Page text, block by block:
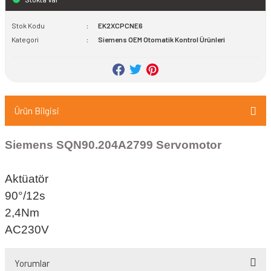
Stok Kodu
EK2XCPCNE6
Kategori
Siemens OEM Otomatik Kontrol Ürünleri
Ürün Bilgisi
Siemens SQN90.204A2799 Servomotor
Aktüatör
90°/12s
2,4Nm
AC230V
Yorumlar